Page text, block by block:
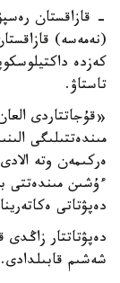
- قازاقستان
(نەمەسە)
كەزدە
تاستاۋ.
«قۇجاتتاردى
مىندەتتىلىگى
ەركىمەن وتە
ءۇشىن مىندەتتى
دەپۋتاتى
دەپۋتاتتار زاڭدى
شەشىم قابىلدادى.